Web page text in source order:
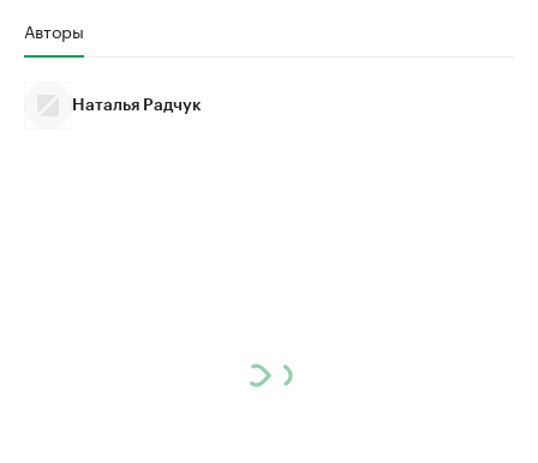
Авторы
Наталья Радчук